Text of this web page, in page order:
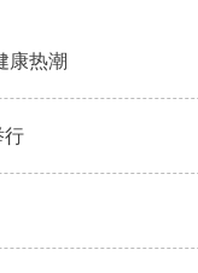
康热潮
行